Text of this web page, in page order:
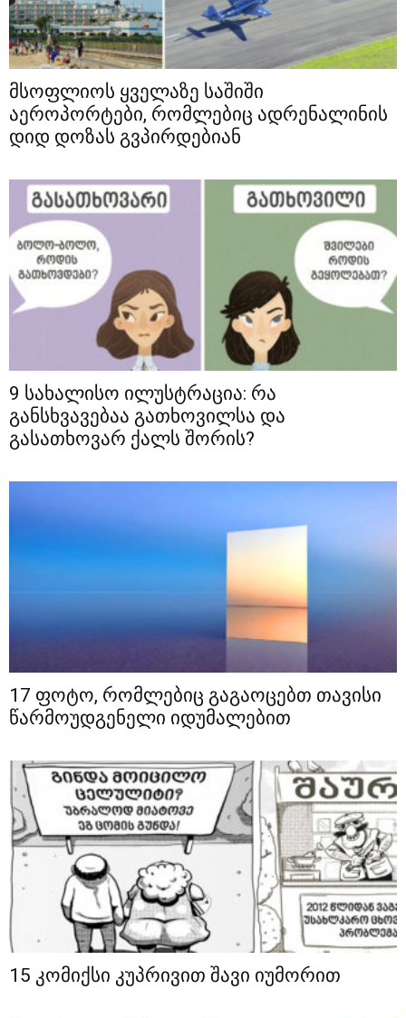
მსოფლიოს ყველაზე საშიში
აეროპორტები, რომლებიც ადრენალინის
დიდ დოზას გვპირდებიან
9 სახალისო ილუსტრაცია: რა
განსხვავებაა გათხოვილსა და
გასათხოვარ ქალს შორის?
17 ფოტო, რომლებიც გაგაოცებთ თავისი
წარმოუდგენელი იდუმალებით
15 კომიქსი კუპრივით შავი იუმორით